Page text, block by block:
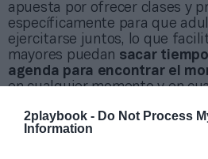
2playbook - Do Not Process
Information
apuesta por ofrecer clases y
específicamente para que
ejercitarse juntos, lo que
mayores puedan sacar
agenda para encontrar el
en cualquier momento y en
Marçal Valls es